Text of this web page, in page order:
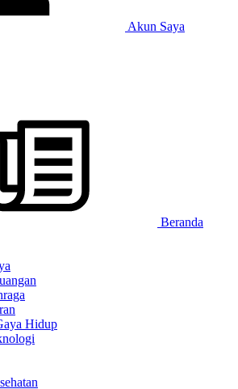
Akun Saya
Beranda
Hidup